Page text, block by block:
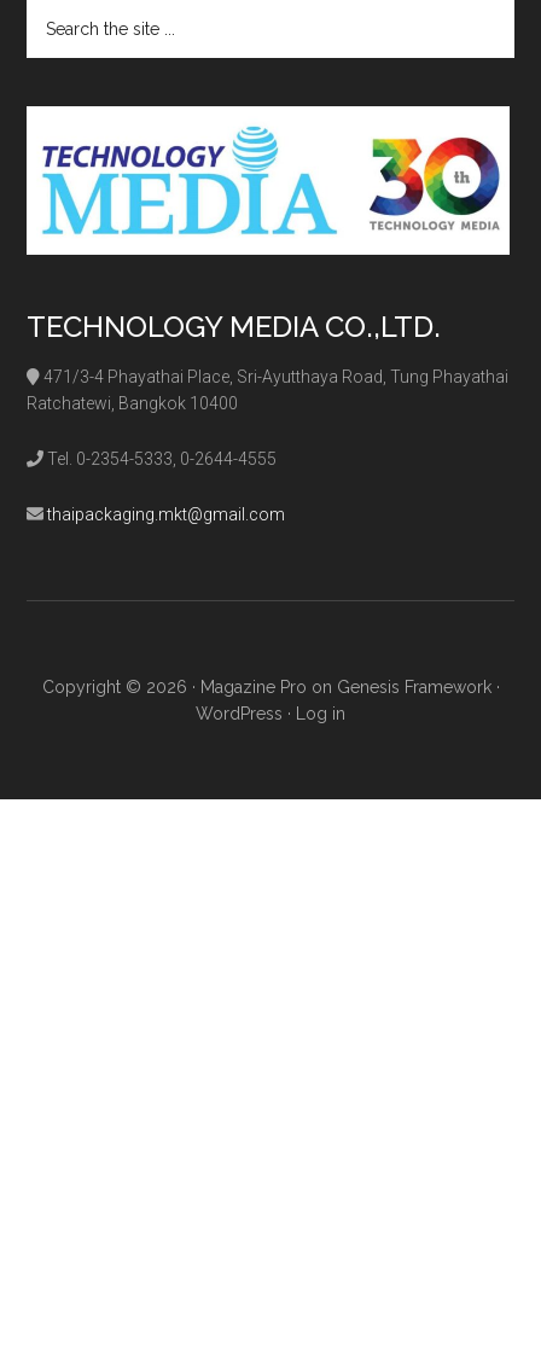
the
TECHNOLOGY MEDIA CO.,LTD.
471/3-4 Phayathai Place, Sri-Ayutthaya Road, Tung Phayathai
Ratchatewi, Bangkok 10400
Tel. 0-2354-5333, 0-2644-4555
thaipackaging.mkt@gmail.com
Copyright © 2026 · Magazine Pro on Genesis Framework·
WordPress · Log in